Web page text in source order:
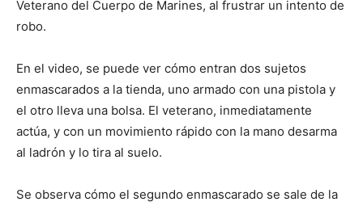
Veterano del Cuerpo de Marines, al frustrar un intento de
robo.
En el video, se puede ver cómo entran dos sujetos
enmascarados a la tienda, uno armado con una pistola y
el otro lleva una bolsa. El veterano, inmediatamente
actúa, y con un movimiento rápido con la mano desarma
al ladrón y lo tira al suelo.
Se observa cómo el segundo enmascarado se sale de la